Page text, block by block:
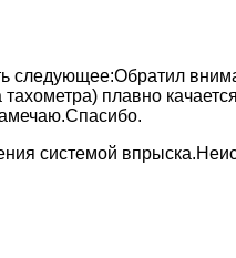
плавно
системой